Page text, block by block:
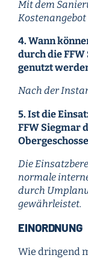
Mit dem
4. Wann
durch die
genutzt
Nach der
5. Ist die
FFW Siegmar
Die
normale
durch
gewährleistet.
EINORDNUNG
Wie dringend